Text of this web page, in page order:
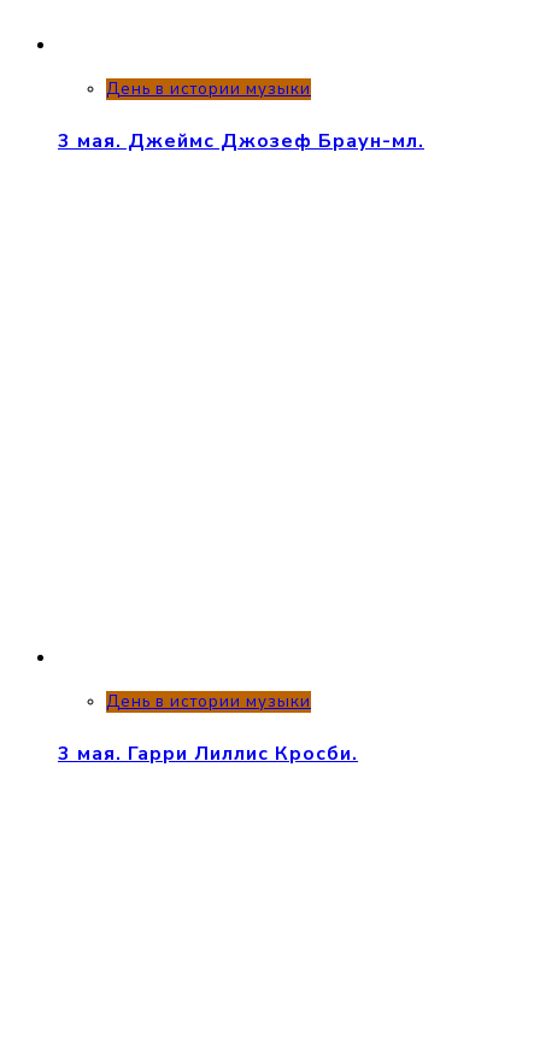
День в истории музыки
3 мая. Джеймс Джозеф Браун-мл.
День в истории музыки
3 мая. Гарри Лиллис Кросби.